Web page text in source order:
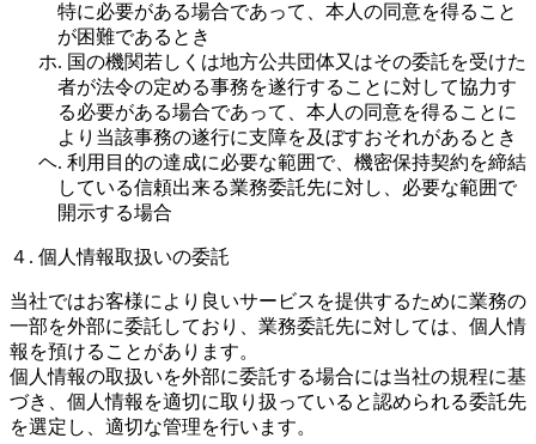
特に必要がある場合であって、本人の同意を得ること
が困難であるとき
ホ. 国の機関若しくは地方公共団体又はその委託を受けた
者が法令の定める事務を遂行することに対して協力す
る必要がある場合であって、本人の同意を得ることに
より当該事務の遂行に支障を及ぼすおそれがあるとき
ヘ. 利用目的の達成に必要な範囲で、機密保持契約を締結
している信頼出来る業務委託先に対し、必要な範囲で
開示する場合
４. 個人情報取扱いの委託
当社ではお客様により良いサービスを提供するために業務の
一部を外部に委託しており、業務委託先に対しては、個人情
報を預けることがあります。
個人情報の取扱いを外部に委託する場合には当社の規程に基
づき、個人情報を適切に取り扱っていると認められる委託先
を選定し、適切な管理を行います。